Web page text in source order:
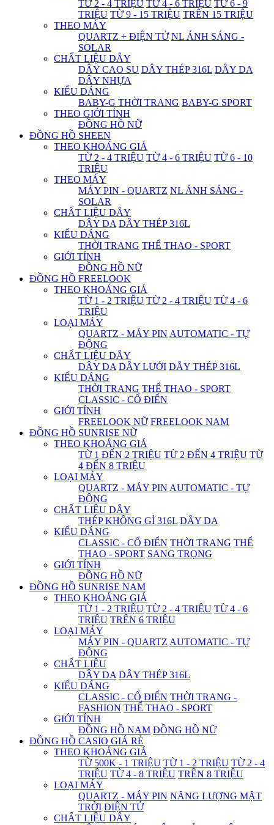
TỪ 2 - 4 TRIỆU TỪ 4 - 6 TRIỆU TỪ 6 - 9
TRIỆU TỪ 9 - 15 TRIỆU TRÊN 15 TRIỆU
THEO MÁY
QUARTZ + ĐIỆN TỬ NL ÁNH SÁNG -
SOLAR
CHẤT LIỆU DÂY
DÂY CAO SU DÂY THÉP 316L DÂY DA
DÂY NHỰA
KIỂU DÁNG
BABY-G THỜI TRANG BABY-G SPORT
THEO GIỚI TÍNH
ĐỒNG HỒ NỮ
ĐỒNG HỒ SHEEN
THEO KHOẢNG GIÁ
TỪ 2 - 4 TRIỆU TỪ 4 - 6 TRIỆU TỪ 6 - 10
TRIỆU
THEO MÁY
MÁY PIN - QUARTZ NL ÁNH SÁNG -
SOLAR
CHẤT LIỆU DÂY
DÂY DA DÂY THÉP 316L
KIỂU DÁNG
THỜI TRANG THỂ THAO - SPORT
GIỚI TÍNH
ĐỒNG HỒ NỮ
ĐỒNG HỒ FREELOOK
THEO KHOẢNG GIÁ
TỪ 1 - 2 TRIỆU TỪ 2 - 4 TRIỆU TỪ 4 - 6
TRIỆU
LOẠI MÁY
QUARTZ - MÁY PIN AUTOMATIC - TỰ
ĐỘNG
CHẤT LIỆU DÂY
DÂY DA DÂY LƯỚI DÂY THÉP 316L
KIỂU DÁNG
THỜI TRANG THỂ THAO - SPORT
CLASSIC - CỔ ĐIỂN
GIỚI TÍNH
FREELOOK NỮ FREELOOK NAM
ĐỒNG HỒ SUNRISE NỮ
THEO KHOẢNG GIÁ
TỪ 1 ĐẾN 2 TRIỆU TỪ 2 ĐẾN 4 TRIỆU TỪ
4 ĐẾN 8 TRIỆU
LOẠI MÁY
QUARTZ - MÁY PIN AUTOMATIC - TỰ
ĐỘNG
CHẤT LIỆU DÂY
THÉP KHÔNG GỈ 316L DÂY DA
KIỂU DÁNG
CLASSIC - CỔ ĐIỂN THỜI TRANG THỂ
THAO - SPORT SANG TRỌNG
GIỚI TÍNH
ĐỒNG HỒ NỮ
ĐỒNG HỒ SUNRISE NAM
THEO KHOẢNG GIÁ
TỪ 1 - 2 TRIỆU TỪ 2 - 4 TRIỆU TỪ 4 - 6
TRIỆU TRÊN 6 TRIỆU
LOẠI MÁY
MÁY PIN - QUARTZ AUTOMATIC - TỰ
ĐỘNG
CHẤT LIỆU
DÂY DA DÂY THÉP 316L
KIỂU DÁNG
CLASSIC - CỔ ĐIỂN THỜI TRANG -
FASHION THỂ THAO - SPORT
GIỚI TÍNH
ĐỒNG HỒ NAM ĐỒNG HỒ NỮ
ĐỒNG HỒ CASIO GIÁ RẺ
THEO KHOẢNG GIÁ
TỪ 500K - 1 TRIỆU TỪ 1 - 2 TRIỆU TỪ 2 - 4
TRIỆU TỪ 4 - 8 TRIỆU TRÊN 8 TRIỆU
LOẠI MÁY
QUARTZ - MÁY PIN NĂNG LƯỢNG MẶT
TRỜI ĐIỆN TỬ
CHẤT LIỆU DÂY